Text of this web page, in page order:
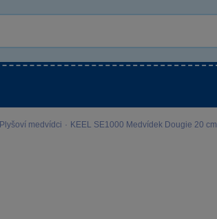
Plyšoví medvídci · KEEL SE1000 Medvídek Dougie 20 cm